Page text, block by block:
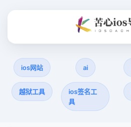
ios网站 ai
越狱工具
ios签名工
具